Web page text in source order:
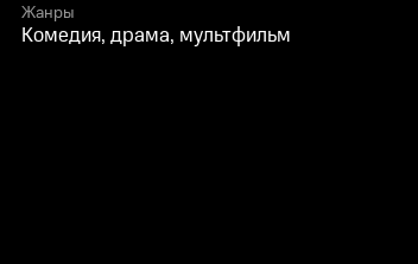
Жанры
Комедия, драма, мультфильм